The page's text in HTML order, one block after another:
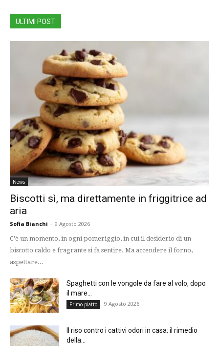
ULTIMI POST
News
Biscotti sì, ma direttamente in friggitrice ad
aria
Sofia Bianchi - 9 Agosto 2026
C'è un momento, in ogni pomeriggio, in cui il desiderio di un
biscotto caldo e fragrante si fa sentire. Ma accendere il forno,
aspettare...
Spaghetti con le vongole da fare al volo, dopo
il mare...
Primo piatto 9 Agosto 2026
Il riso contro i cattivi odori in casa: il rimedio
della...